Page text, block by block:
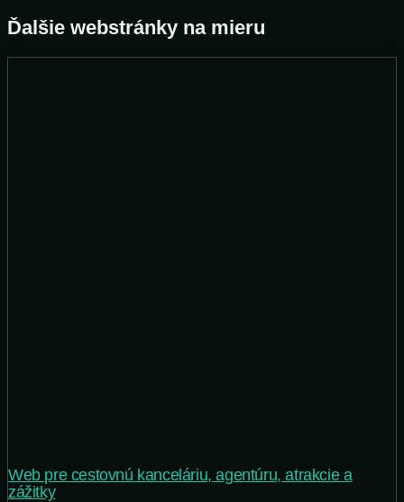
Ďalšie webstránky na mieru
Web pre cestovnú kanceláriu, agentúru, atrakcie a
zážitky